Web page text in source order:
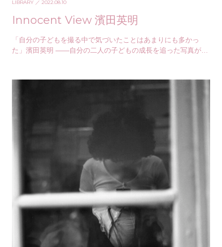
LIBRARY ／ 2022.08.10
Innocent View 濱田英明
「自分の子どもを撮る中で気づいたことはあまりにも多かっ
た」濱田英明 ——自分の二人の子どもの成長を追った写真が注